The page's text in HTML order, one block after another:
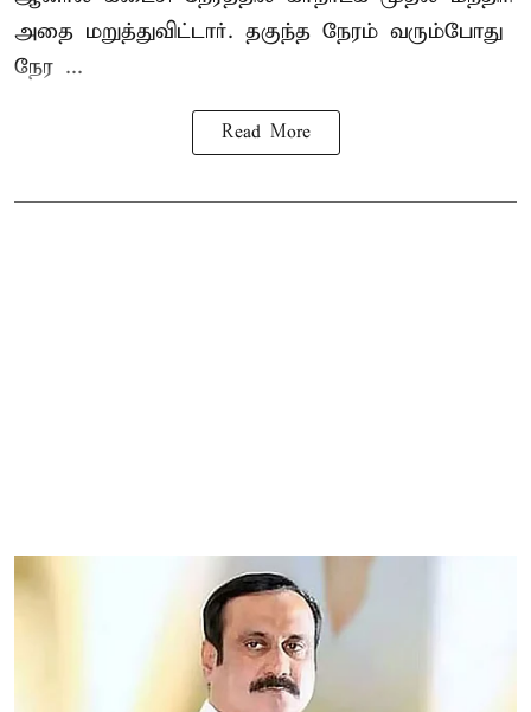
அதை மறுத்துவிட்டார். தகுந்த நேரம் வரும்போது
நேர ...
Read More